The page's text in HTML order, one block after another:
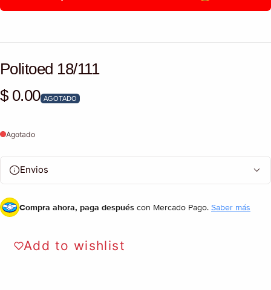
Politoed 18/111
Precio habitual
$ 0.00 AGOTADO
Agotado
Envios
Compra ahora, paga después con Mercado Pago. Saber más
Add to wishlist